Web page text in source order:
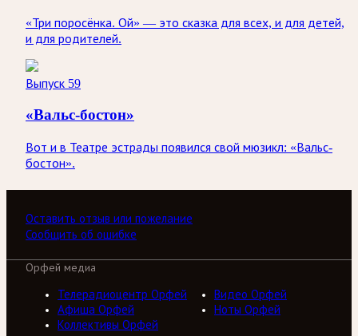
«Три поросёнка. Ой» — это сказка для всех, и для детей,
и для родителей.
Выпуск 59
«Вальс-бостон»
Вот и в Театре эстрады появился свой мюзикл: «Вальс-
бостон».
Оставить отзыв или пожелание
Сообщить об ошибке
Орфей медиа
Телерадиоцентр Орфей
Видео Орфей
Афиша Орфей
Ноты Орфей
Коллективы Орфей